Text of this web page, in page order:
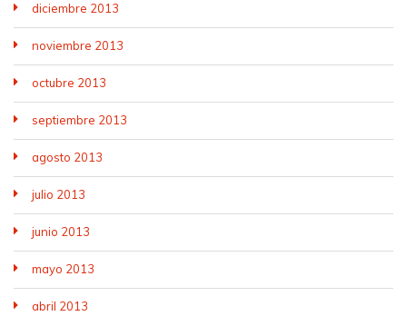
diciembre 2013
noviembre 2013
octubre 2013
septiembre 2013
agosto 2013
julio 2013
junio 2013
mayo 2013
abril 2013